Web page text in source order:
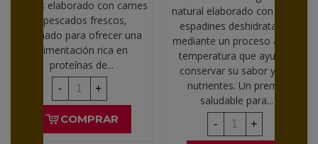
perros elaborado con carnes
y pescados frescos,
diseñado para ofrecer una
alimentación rica en
proteínas de...
- +
COMPRAR
natural elaborado con 100%
espadines deshidratados
mediante un proceso a baja
temperatura que ayuda a
conservar su sabor y sus
nutrientes. Un premio
saludable para...
- +